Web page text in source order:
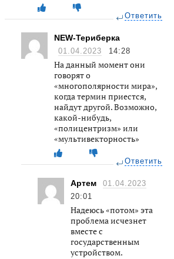
Ответить
NEW-Териберка
01.04.2023 14:28
На данный момент они
говорят о
«многополярности мира»,
когда термин приестся,
найдут другой. Возможно,
какой-нибудь,
«полицентризм» или
«мультивекторность»
Ответить
Артем
01.04.2023
20:01
Надеюсь «потом» эта
проблема исчезнет
вместе с
государственным
устройством.